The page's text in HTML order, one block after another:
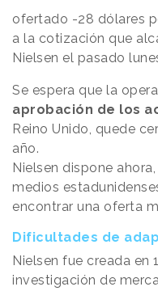
ofertado -28 dólares
a la cotización que
Nielsen el pasado
Se espera que la
aprobación de los
Reino Unido, quede
año.
Nielsen dispone
medios
encontrar una oferta
Dificultades de
Nielsen fue creada en
investigación de